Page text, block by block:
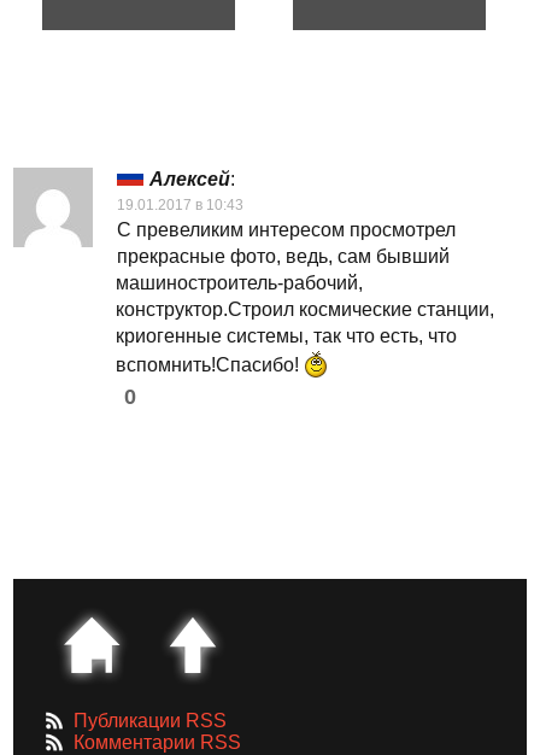
Алексей:
19.01.2017 в 10:43
С превеликим интересом просмотрел
прекрасные фото, ведь, сам бывший
машиностроитель-рабочий,
конструктор.Строил космические станции,
криогенные системы, так что есть, что
вспомнить!Спасибо!
0
Публикации RSS
Комментарии RSS